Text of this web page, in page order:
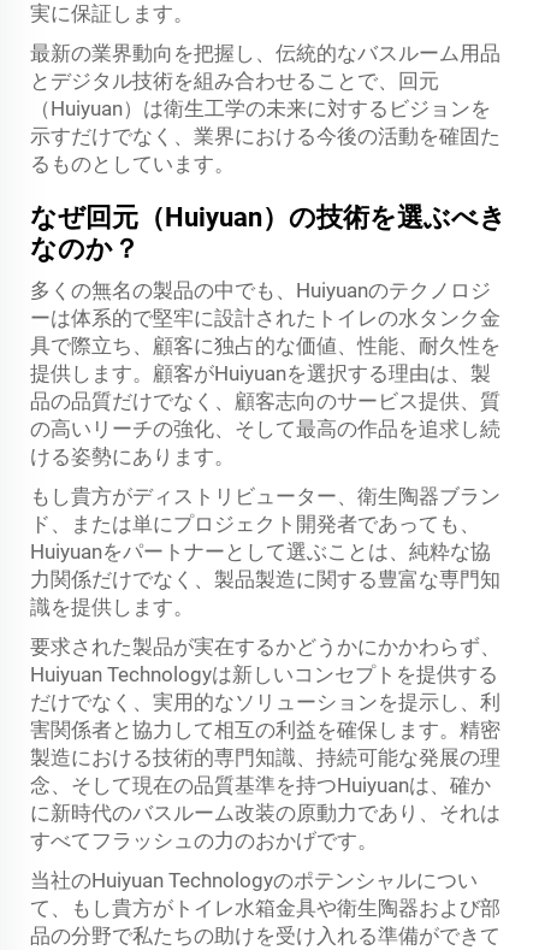
実に保証します。
最新の業界動向を把握し、伝統的なバスルーム用品
とデジタル技術を組み合わせることで、回元
（Huiyuan）は衛生工学の未来に対するビジョンを
示すだけでなく、業界における今後の活動を確固た
るものとしています。
なぜ回元（Huiyuan）の技術を選ぶべき
なのか？
多くの無名の製品の中でも、Huiyuanのテクノロジ
ーは体系的で堅牢に設計されたトイレの水タンク金
具で際立ち、顧客に独占的な価値、性能、耐久性を
提供します。顧客がHuiyuanを選択する理由は、製
品の品質だけでなく、顧客志向のサービス提供、質
の高いリーチの強化、そして最高の作品を追求し続
ける姿勢にあります。
もし貴方がディストリビューター、衛生陶器ブラン
ド、または単にプロジェクト開発者であっても、
Huiyuanをパートナーとして選ぶことは、純粋な協
力関係だけでなく、製品製造に関する豊富な専門知
識を提供します。
要求された製品が実在するかどうかにかかわらず、
Huiyuan Technologyは新しいコンセプトを提供する
だけでなく、実用的なソリューションを提示し、利
害関係者と協力して相互の利益を確保します。精密
製造における技術的専門知識、持続可能な発展の理
念、そして現在の品質基準を持つHuiyuanは、確か
に新時代のバスルーム改装の原動力であり、それは
すべてフラッシュの力のおかげです。
当社のHuiyuan Technologyのポテンシャルについ
て、もし貴方がトイレ水箱金具や衛生陶器および部
品の分野で私たちの助けを受け入れる準備ができて